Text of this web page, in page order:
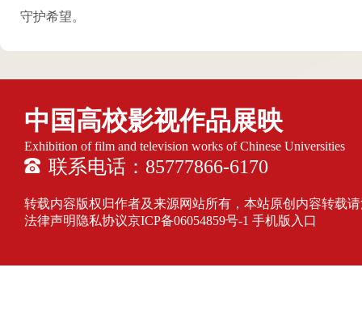
守护希望。
中国高校影视作品展映
Exhibition of film and television works of Chinese Universities
联系电话：85777866-6170
转载内容版权归作者及来源网站所有，本站原创内容转载
法律声明隐私协议京ICP备06054859号-1 手机版入口